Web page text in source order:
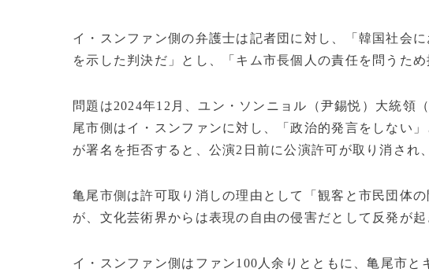
イ・スンファン側の弁護士は記者団に対し、「韓国社会
を示した判決だ」とし、「キム市長個人の責任を問うため
問題は2024年12月、ユン・ソンニョル（尹錫悦）大統領
尾市側はイ・スンファンに対し、「政治的発言をしない
が署名を拒否すると、公演2日前に公演許可が取り消され
亀尾市側は許可取り消しの理由として「観客と市民団体
が、文化芸術界からは表現の自由の侵害だとして反発が起
イ・スンファン側はファン100人余りとともに、亀尾市と